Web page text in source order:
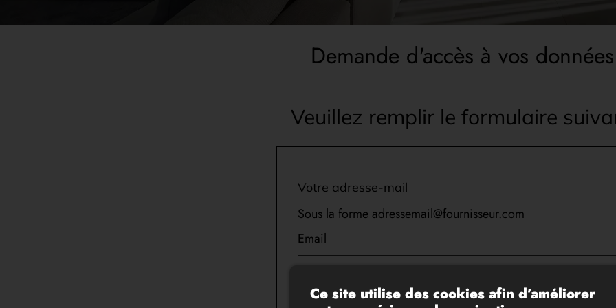
Demande d'accès à vos données
Veuillez remplir le formulaire
Votre adresse-mail
Sous la forme adressemail@fournisseur.com
Email
Ce site utilise des cookies afin d’améliorer